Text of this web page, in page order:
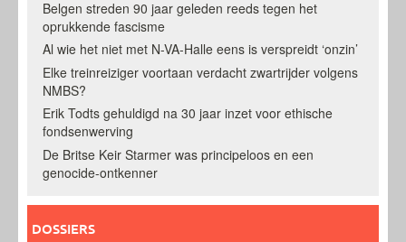
Belgen streden 90 jaar geleden reeds tegen het
oprukkende fascisme
Al wie het niet met N-VA-Halle eens is verspreidt ‘onzin’
Elke treinreiziger voortaan verdacht zwartrijder volgens
NMBS?
Erik Todts gehuldigd na 30 jaar inzet voor ethische
fondsenwerving
De Britse Keir Starmer was principeloos en een
genocide-ontkenner
DOSSIERS